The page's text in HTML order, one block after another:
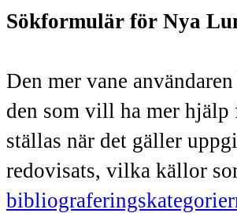
Sökformulär för Nya
Den mer vane
den som vill ha mer hjälp
ställas när det gäller
redovisats, vilka källor